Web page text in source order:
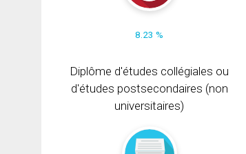
8.23 %
Diplôme d'études collégiales ou
d'études postsecondaires (non
universitaires)